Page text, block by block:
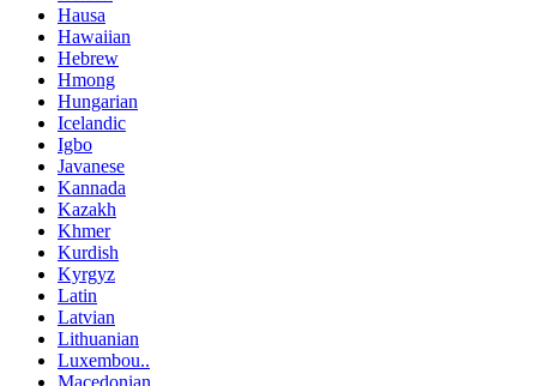
Hausa
Hawaiian
Hebrew
Hmong
Hungarian
Icelandic
Igbo
Javanese
Kannada
Kazakh
Khmer
Kurdish
Kyrgyz
Latin
Latvian
Lithuanian
Luxembou..